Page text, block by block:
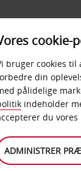
cookie-
bruger cookies
din
pålidelige
indeholder
du vores
ADMINISTRER